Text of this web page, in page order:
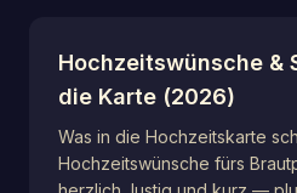
Hochzeitswünsche &
die Karte (2026)
Was in die Hochzeitskarte
Hochzeitswünsche fürs